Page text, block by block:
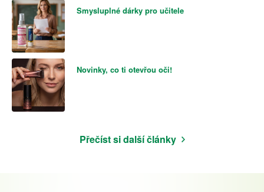
Smysluplné dárky pro učitele
Novinky, co ti otevřou oči!
Přečíst si další články